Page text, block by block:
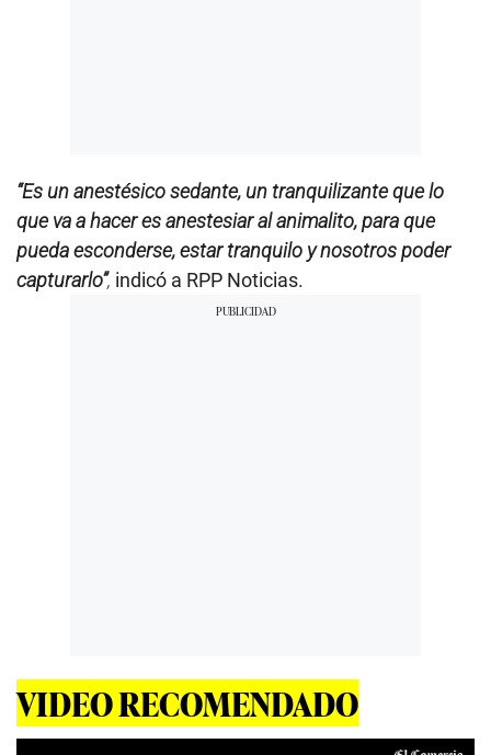
“Es un anestésico sedante, un tranquilizante que lo
que va a hacer es anestesiar al animalito, para que
pueda esconderse, estar tranquilo y nosotros poder
capturarlo”, indicó a RPP Noticias.
VIDEO RECOMENDADO